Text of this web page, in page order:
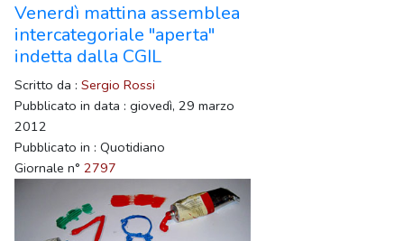
Venerdì mattina assemblea
intercategoriale "aperta"
indetta dalla CGIL
Scritto da : Sergio Rossi
Pubblicato in data : giovedì, 29 marzo
2012
Pubblicato in : Quotidiano
Giornale n° 2797